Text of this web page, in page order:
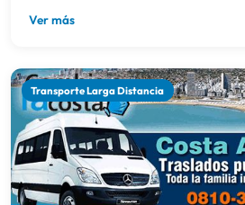
Ver más
Transporte Larga Distancia